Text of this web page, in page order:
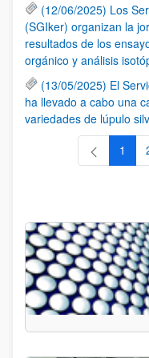
(12/06/2025) Los
(SGIker) organizan la
resultados de los
orgánico y análisis
(13/05/2025) El
ha llevado a cabo una
variedades de lúpulo
1